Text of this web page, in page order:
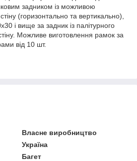
задником із можливою
(горизонтально та вертикально),
і вище за задник із палітурного
Можливе виготовлення рамок за
від 10 шт.
Власне виробництво
Україна
Багет